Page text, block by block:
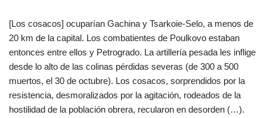
[Los cosacos] ocuparían Gachina y Tsarkoie-Selo, a menos de
20 km de la capital. Los combatientes de Poulkovo estaban
entonces entre ellos y Petrogrado. La artillería pesada les inflige
desde lo alto de las colinas pérdidas severas (de 300 a 500
muertos, el 30 de octubre). Los cosacos, sorprendidos por la
resistencia, desmoralizados por la agitación, rodeados de la
hostilidad de la población obrera, recularon en desorden (…).